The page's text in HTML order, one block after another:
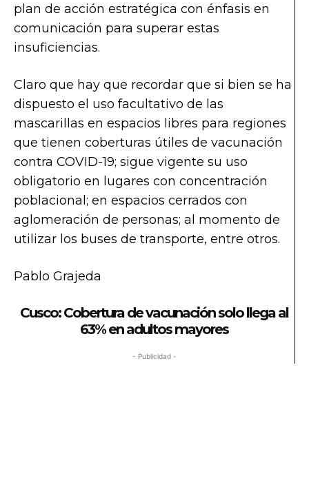
plan de acción estratégica con énfasis en
comunicación para superar estas
insuficiencias.
Claro que hay que recordar que si bien se ha
dispuesto el uso facultativo de las
mascarillas en espacios libres para regiones
que tienen coberturas útiles de vacunación
contra COVID-19; sigue vigente su uso
obligatorio en lugares con concentración
poblacional; en espacios cerrados con
aglomeración de personas; al momento de
utilizar los buses de transporte, entre otros.
Pablo Grajeda
Cusco: Cobertura de vacunación solo llega al
63% en adultos mayores
- Publicidad -